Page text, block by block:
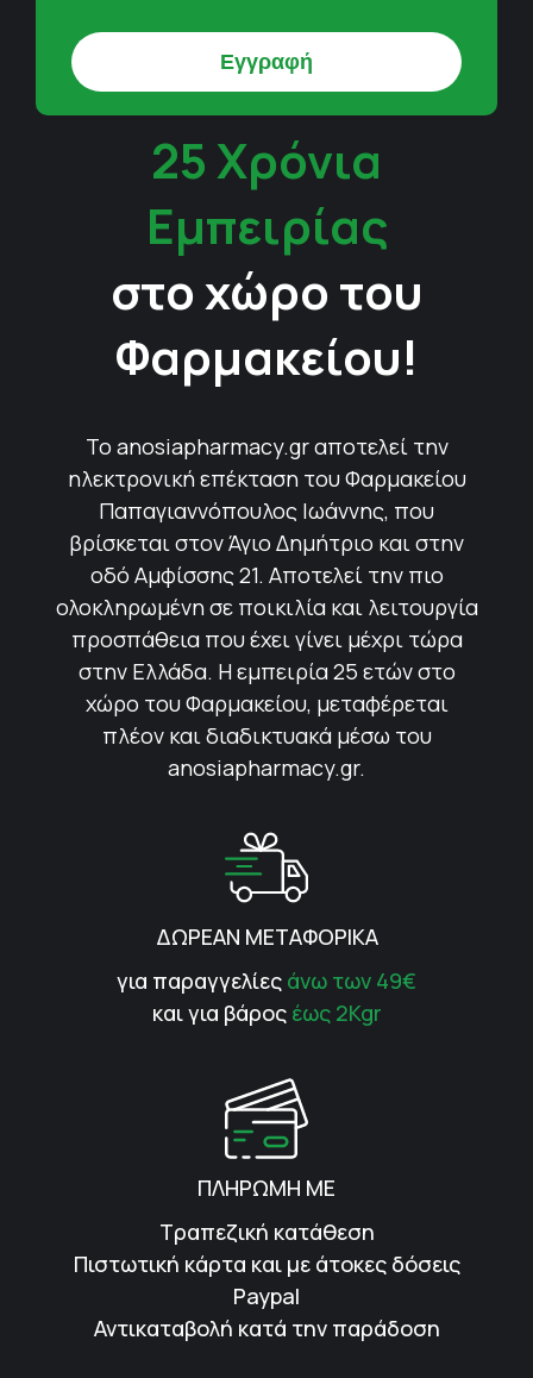
25 Χρόνια
Εμπειρίας
στο χώρο του
Φαρμακείου!
Το anosiapharmacy.gr αποτελεί την
ηλεκτρονική επέκταση του Φαρμακείου
Παπαγιαννόπουλος Ιωάννης, που
βρίσκεται στον Άγιο Δημήτριο και στην
οδό Αμφίσσης 21. Αποτελεί την πιο
ολοκληρωμένη σε ποικιλία και λειτουργία
προσπάθεια που έχει γίνει μέχρι τώρα
στην Ελλάδα. Η εμπειρία 25 ετών στο
χώρο του Φαρμακείου, μεταφέρεται
πλέον και διαδικτυακά μέσω του
anosiapharmacy.gr.
ΔΩΡΕΑΝ ΜΕΤΑΦΟΡΙΚΑ
για παραγγελίες άνω των 49€
και για βάρος έως 2Kgr
ΠΛΗΡΩΜΗ ΜΕ
Τραπεζική κατάθεση
Πιστωτική κάρτα και με άτοκες δόσεις
Paypal
Αντικαταβολή κατά την παράδοση